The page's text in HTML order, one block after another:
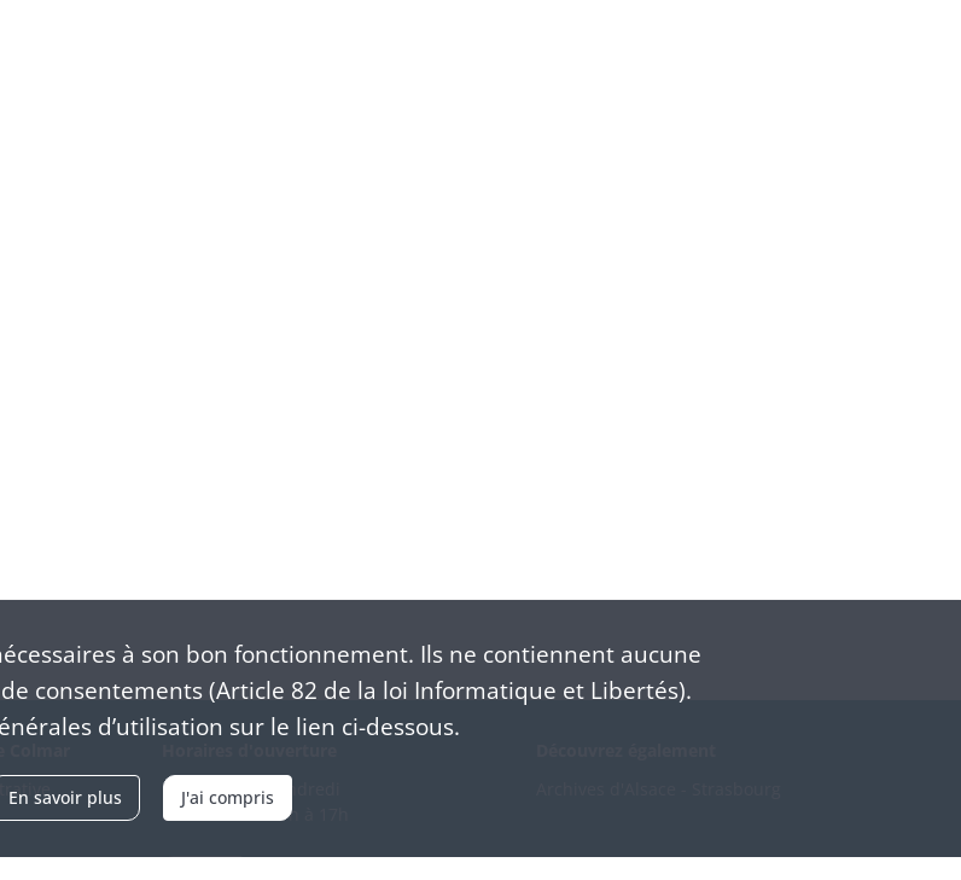
Du mardi au vendredi
en continu de 9h à 17h
à son bon fonctionnement. Ils ne contiennent aucune
consentements (Article 82 de la loi Informatique et Libertés).
d’utilisation sur le lien ci-dessous.
En savoir plus J'ai compris